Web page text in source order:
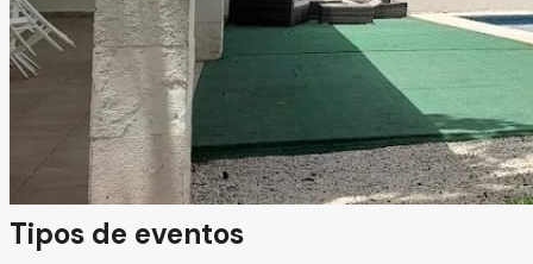
Con más de 1,000 m² de terreno, este espacio está
diseñado para ofrecerte una experiencia verdaderamente
inolvidable. Sus instalaciones han sido creadas para
disfrutar cada momento al máximo. Más que un jardín de
eventos, es un lugar donde se viven experiencias únicas
que transforman tu celebración en algo extraordinario.
Tipos de eventos